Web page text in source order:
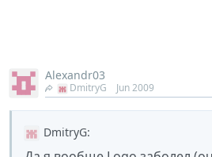
Alexandr03
DmitryG Jun 2009
DmitryG: